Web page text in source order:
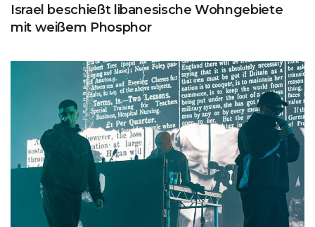
Israel beschießt libanesische Wohngebiete
mit weißem Phosphor